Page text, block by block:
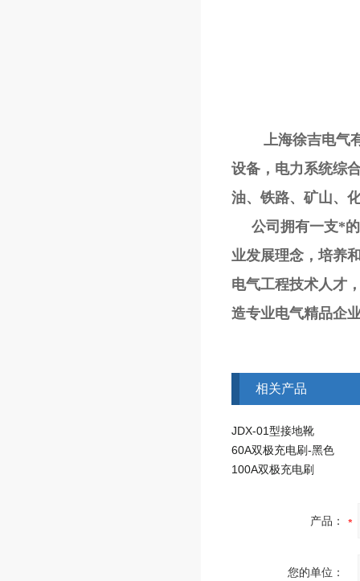
上海徐吉电气有
设备，电力系统综
油、铁路、矿山、
公司拥有一支*的
业发展理念，培养
电气工程技术人才
造专业电气精品企
相关产品
JDX-01型接地靴
60A双极充电刷-黑色
100A双极充电刷
产品：
您的单位：